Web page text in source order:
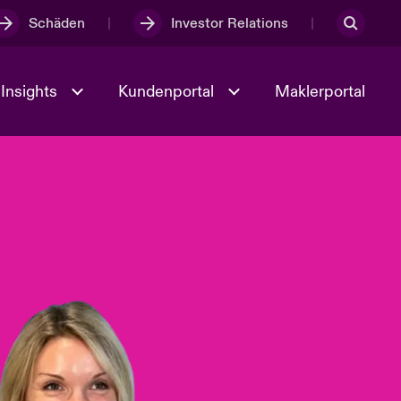
Schäden Investor Relations
Kundenportal Maklerportal